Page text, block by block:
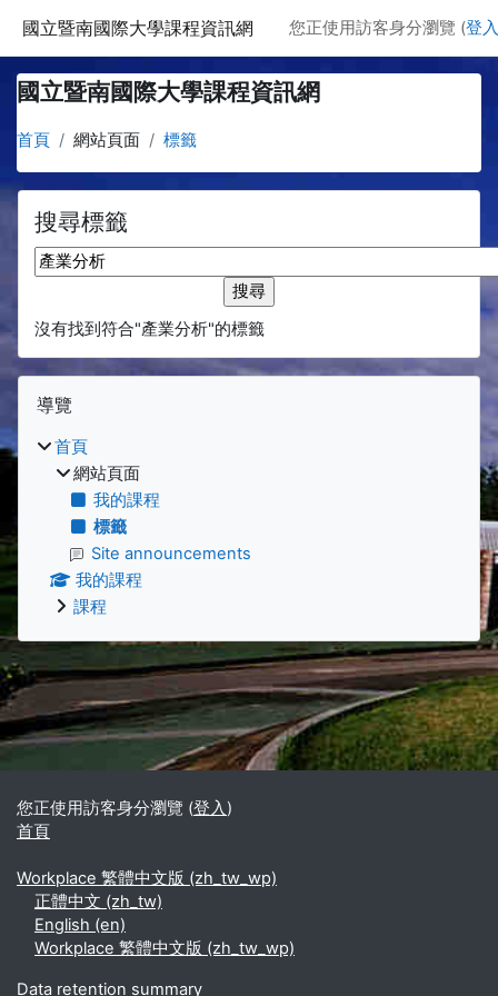
國立暨南國際大學課程資訊網 您正使用訪客身分瀏覽 (登入
國立暨南國際大學課程資訊網
首頁 網站頁面 標籤
搜尋標籤
搜尋標籤
沒有找到符合"產業分析"的標籤
區塊
跳過 導覽
導覽
首頁
網站頁面
我的課程
標籤
Site announcements
我的課程
課程
補充內容區塊
您正使用訪客身分瀏覽 (登入)
首頁
Workplace 繁體中文版 ‎(zh_tw_wp)‎
正體中文 ‎(zh_tw)‎
English ‎(en)‎
Workplace 繁體中文版 ‎(zh_tw_wp)‎
Data retention summary